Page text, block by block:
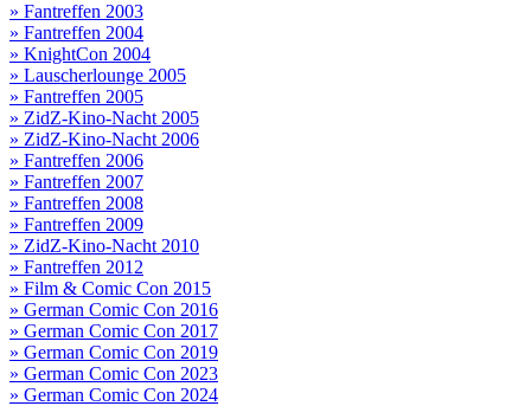
» Fantreffen 2003
» Fantreffen 2004
» KnightCon 2004
» Lauscherlounge 2005
» Fantreffen 2005
» ZidZ-Kino-Nacht 2005
» ZidZ-Kino-Nacht 2006
» Fantreffen 2006
» Fantreffen 2007
» Fantreffen 2008
» Fantreffen 2009
» ZidZ-Kino-Nacht 2010
» Fantreffen 2012
» Film & Comic Con 2015
» German Comic Con 2016
» German Comic Con 2017
» German Comic Con 2019
» German Comic Con 2023
» German Comic Con 2024